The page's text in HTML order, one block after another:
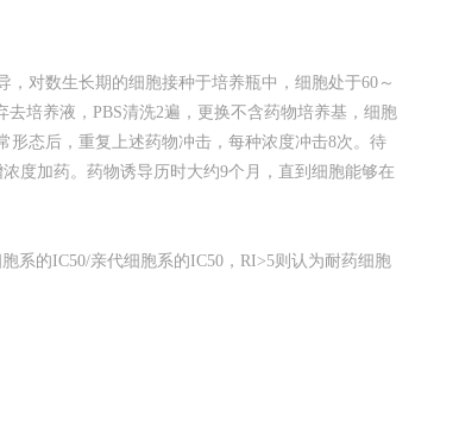
对数生长期的细胞接种于培养瓶中，细胞处于60～
培养液，PBS清洗2遍，更换不含药物培养基，细胞
形态后，重复上述药物冲击，每种浓度冲击8次。待
度加药。药物诱导历时大约9个月，直到细胞能够在
系的IC50/亲代细胞系的IC50，RI>5则认为耐药细胞